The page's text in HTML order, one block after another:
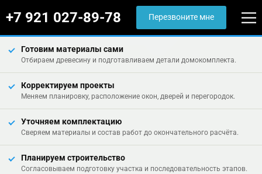
+7 921 027-89-78 Перезвоните мне
Готовим материалы сами
Отбираем древесину и подготавливаем детали домокомплекта.
Корректируем проекты
Меняем планировку, расположение окон, дверей и перегородок.
Уточняем комплектацию
Сверяем материалы и состав работ до окончательного расчёта.
Планируем строительство
Согласовываем подготовку участка и последовательность этапов.